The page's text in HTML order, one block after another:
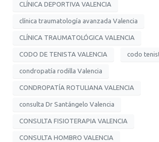
CLÍNICA DEPORTIVA VALENCIA
clínica traumatología avanzada Valencia
CLÍNICA TRAUMATOLÓGICA VALENCIA
CODO DE TENISTA VALENCIA codo
condropatía rodilla Valencia
CONDROPATÍA ROTULIANA VALENCIA
consulta Dr Santángelo Valencia
CONSULTA FISIOTERAPIA VALENCIA
CONSULTA HOMBRO VALENCIA